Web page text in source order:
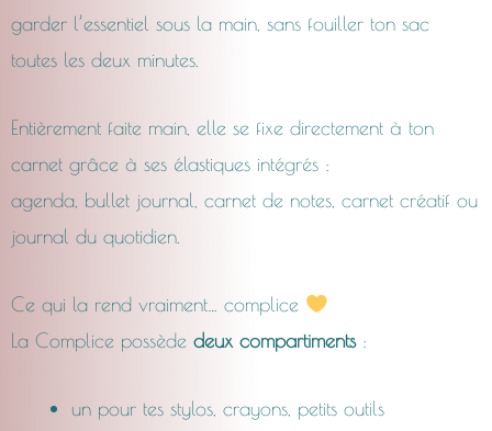
garder l’essentiel sous la main, sans fouiller ton sac
toutes les deux minutes.
Entièrement faite main, elle se fixe directement à ton
carnet grâce à ses élastiques intégrés :
agenda, bullet journal, carnet de notes, carnet créatif ou
journal du quotidien.
Ce qui la rend vraiment… complice
La Complice possède deux compartiments:
un pour tes stylos, crayons, petits outils